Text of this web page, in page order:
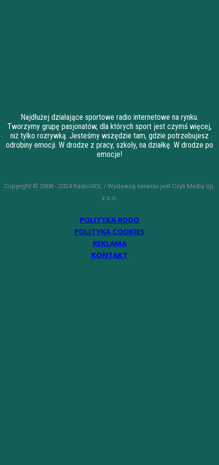
Najdłużej działające sportowe radio internetowe na rynku.
Tworzymy grupę pasjonatów, dla których sport jest czymś więcej,
niż tylko rozrywką. Jesteśmy wszędzie tam, gdzie potrzebujesz
odrobiny emocji. W drodze z pracy, szkoły, na działkę. W drodze po
emocje!
Copyright © 2008 - 2024 RadioGOL / Wydawcą serwisu jest Czyli Media Sp.
z o.o.
POLITYKA RODO
POLITYKA COOKIES
REKLAMA
KONTAKT